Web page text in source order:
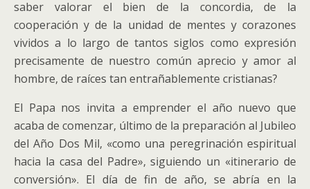
saber valorar el bien de la concordia, de la
cooperación y de la unidad de mentes y corazones
vividos a lo largo de tantos siglos como expresión
precisamente de nuestro común aprecio y amor al
hombre, de raíces tan entrañablemente cristianas?
El Papa nos invita a emprender el año nuevo que
acaba de comenzar, último de la preparación al Jubileo
del Año Dos Mil, «como una peregrinación espiritual
hacia la casa del Padre», siguiendo un «itinerario de
conversión». El día de fin de año, se abría en la